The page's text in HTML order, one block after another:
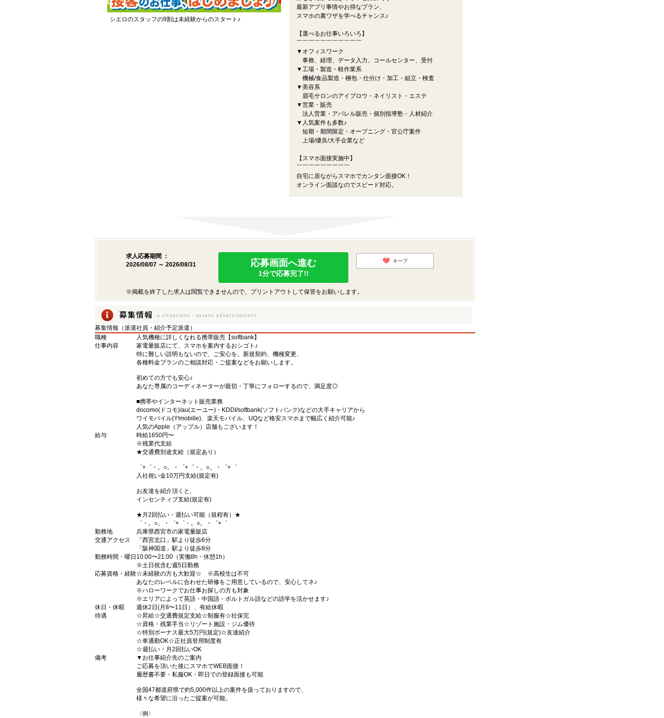
シエロのスタッフの9割は未経験からのスタート♪
最新アプリ事情やお得なプラン、
スマホの裏ワザを学べるチャンス♪
【選べるお仕事いろいろ】
￣￣￣￣￣￣￣￣￣￣￣
▼オフィスワーク
事務、経理、データ入力、コールセンター、受付
▼工場・製造・軽作業系
機械/食品製造・梱包・仕分け・加工・組立・検査
▼美容系
眉毛サロンのアイブロウ・ネイリスト・エステ
▼営業・販売
法人営業・アパレル販売・個別指導塾・人材紹介
▼人気案件も多数♪
短期・期間限定・オープニング・官公庁案件
上場/優良/大手企業など
【スマホ面接実施中】
￣￣￣￣￣￣￣￣￣
自宅に居ながらスマホでカンタン面接OK！
オンライン面談なのでスピード対応。
求人応募期間 ：
2026/08/07 ～ 2026/08/31
応募画面へ進む
1分で応募完了!!
キープ
※掲載を終了した求人は閲覧できませんので、プリントアウトして保管をお願いします。
募集情報（派遣社員・紹介予定派遣）
職種
人気機種に詳しくなれる携帯販売【softbank】
仕事内容
家電量販店にて、スマホを案内するおシゴト♪
特に難しい説明もないので、ご安心を。新規契約、機種変更、
各種料金プランのご相談対応・ご提案などをお願いします。
初めての方でも安心♪
あなた専属のコーディネーターが親切・丁寧にフォローするので、満足度◎
■携帯やインターネット販売業務
docomo(ドコモ)/au(エーユー)・KDDI/softbank(ソフトバンク)などの大手キャリアから
ワイモバイル(Y!mobille)、楽天モバイル、UQなど格安スマホまで幅広く紹介可能♪
人気のApple（アップル）店舗もございます！
給与
時給1650円〜
※残業代支給
★交通費別途支給（規定あり）
゜+゜・。○。・゜+゜・。○。・゜+゜
入社祝い金10万円支給(規定有)
お友達を紹介頂くと,
インセンティブ支給(規定有)
★月2回払い・週払い可能（規程有）★
゜・。○。・゜+゜・。○。・゜+゜
勤務地
兵庫県西宮市の家電量販店
交通アクセス
「西宮北口」駅より徒歩6分
「阪神国道」駅より徒歩8分
勤務時間・曜日 10:00〜21:00（実働8h・休憩1h）
※土日祝含む週5日勤務
応募資格・経験☆未経験の方も大歓迎☆ ※高校生は不可
あなたのレベルに合わせた研修をご用意しているので、安心してネ♪
※ハローワークでお仕事お探しの方も対象
※エリアによって英語・中国語・ポルトガル語などの語学を活かせます♪
休日・休暇
週休2日(月8〜11日）、有給休暇
待遇
☆昇給☆交通費規定支給☆制服有☆社保完
☆資格・残業手当☆リゾート施設・ジム優待
☆特別ボーナス最大5万円(規定)☆友達紹介
☆車通勤OK☆正社員登用制度有
☆週払い・月2回払いOK
備考
▼お仕事紹介先のご案内
ご応募を頂いた後にスマホでWEB面接！
履歴書不要・私服OK・即日での登録面接も可能
全国47都道府県で約5,000件以上の案件を扱っておりますので、
様々な希望に沿ったご提案が可能。
〈例〉